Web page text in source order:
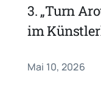
3. „Turn
im
Mai 10, 2026